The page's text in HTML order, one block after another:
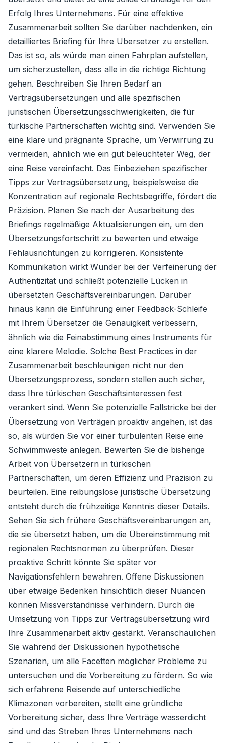
Erfolg Ihres Unternehmens. Für eine effektive
Zusammenarbeit sollten Sie darüber nachdenken, ein
detailliertes Briefing für Ihre Übersetzer zu erstellen.
Das ist so, als würde man einen Fahrplan aufstellen,
um sicherzustellen, dass alle in die richtige Richtung
gehen. Beschreiben Sie Ihren Bedarf an
Vertragsübersetzungen und alle spezifischen
juristischen Übersetzungsschwierigkeiten, die für
türkische Partnerschaften wichtig sind. Verwenden Sie
eine klare und prägnante Sprache, um Verwirrung zu
vermeiden, ähnlich wie ein gut beleuchteter Weg, der
eine Reise vereinfacht. Das Einbeziehen spezifischer
Tipps zur Vertragsübersetzung, beispielsweise die
Konzentration auf regionale Rechtsbegriffe, fördert die
Präzision. Planen Sie nach der Ausarbeitung des
Briefings regelmäßige Aktualisierungen ein, um den
Übersetzungsfortschritt zu bewerten und etwaige
Fehlausrichtungen zu korrigieren. Konsistente
Kommunikation wirkt Wunder bei der Verfeinerung der
Authentizität und schließt potenzielle Lücken in
übersetzten Geschäftsvereinbarungen. Darüber
hinaus kann die Einführung einer Feedback-Schleife
mit Ihrem Übersetzer die Genauigkeit verbessern,
ähnlich wie die Feinabstimmung eines Instruments für
eine klarere Melodie. Solche Best Practices in der
Zusammenarbeit beschleunigen nicht nur den
Übersetzungsprozess, sondern stellen auch sicher,
dass Ihre türkischen Geschäftsinteressen fest
verankert sind. Wenn Sie potenzielle Fallstricke bei der
Übersetzung von Verträgen proaktiv angehen, ist das
so, als würden Sie vor einer turbulenten Reise eine
Schwimmweste anlegen. Bewerten Sie die bisherige
Arbeit von Übersetzern in türkischen
Partnerschaften, um deren Effizienz und Präzision zu
beurteilen. Eine reibungslose juristische Übersetzung
entsteht durch die frühzeitige Kenntnis dieser Details.
Sehen Sie sich frühere Geschäftsvereinbarungen an,
die sie übersetzt haben, um die Übereinstimmung mit
regionalen Rechtsnormen zu überprüfen. Dieser
proaktive Schritt könnte Sie später vor
Navigationsfehlern bewahren. Offene Diskussionen
über etwaige Bedenken hinsichtlich dieser Nuancen
können Missverständnisse verhindern. Durch die
Umsetzung von Tipps zur Vertragsübersetzung wird
Ihre Zusammenarbeit aktiv gestärkt. Veranschaulichen
Sie während der Diskussionen hypothetische
Szenarien, um alle Facetten möglicher Probleme zu
untersuchen und die Vorbereitung zu fördern. So wie
sich erfahrene Reisende auf unterschiedliche
Klimazonen vorbereiten, stellt eine gründliche
Vorbereitung sicher, dass Ihre Verträge wasserdicht
sind und das Streben Ihres Unternehmens nach